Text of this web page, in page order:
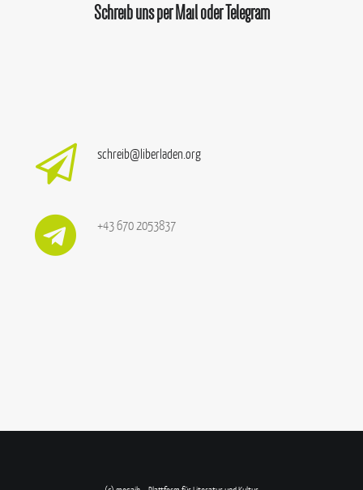
Schreib uns per Mail oder Telegram
schreib@liberladen.org
+43 670 2053837